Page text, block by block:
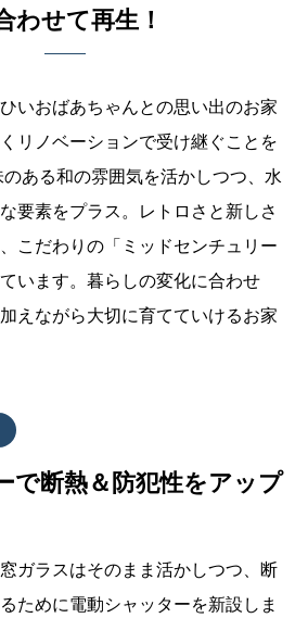
わせて再生！
いおばあちゃんとの思い出のお家
リノベーションで受け継ぐことを
ある和の雰囲気を活かしつつ、水
要素をプラス。レトロさと新しさ
こだわりの「ミッドセンチュリー
います。暮らしの変化に合わせ
えながら大切に育てていけるお家
で断熱＆防犯性をアップ
ガラスはそのまま活かしつつ、断
ために電動シャッターを新設しま